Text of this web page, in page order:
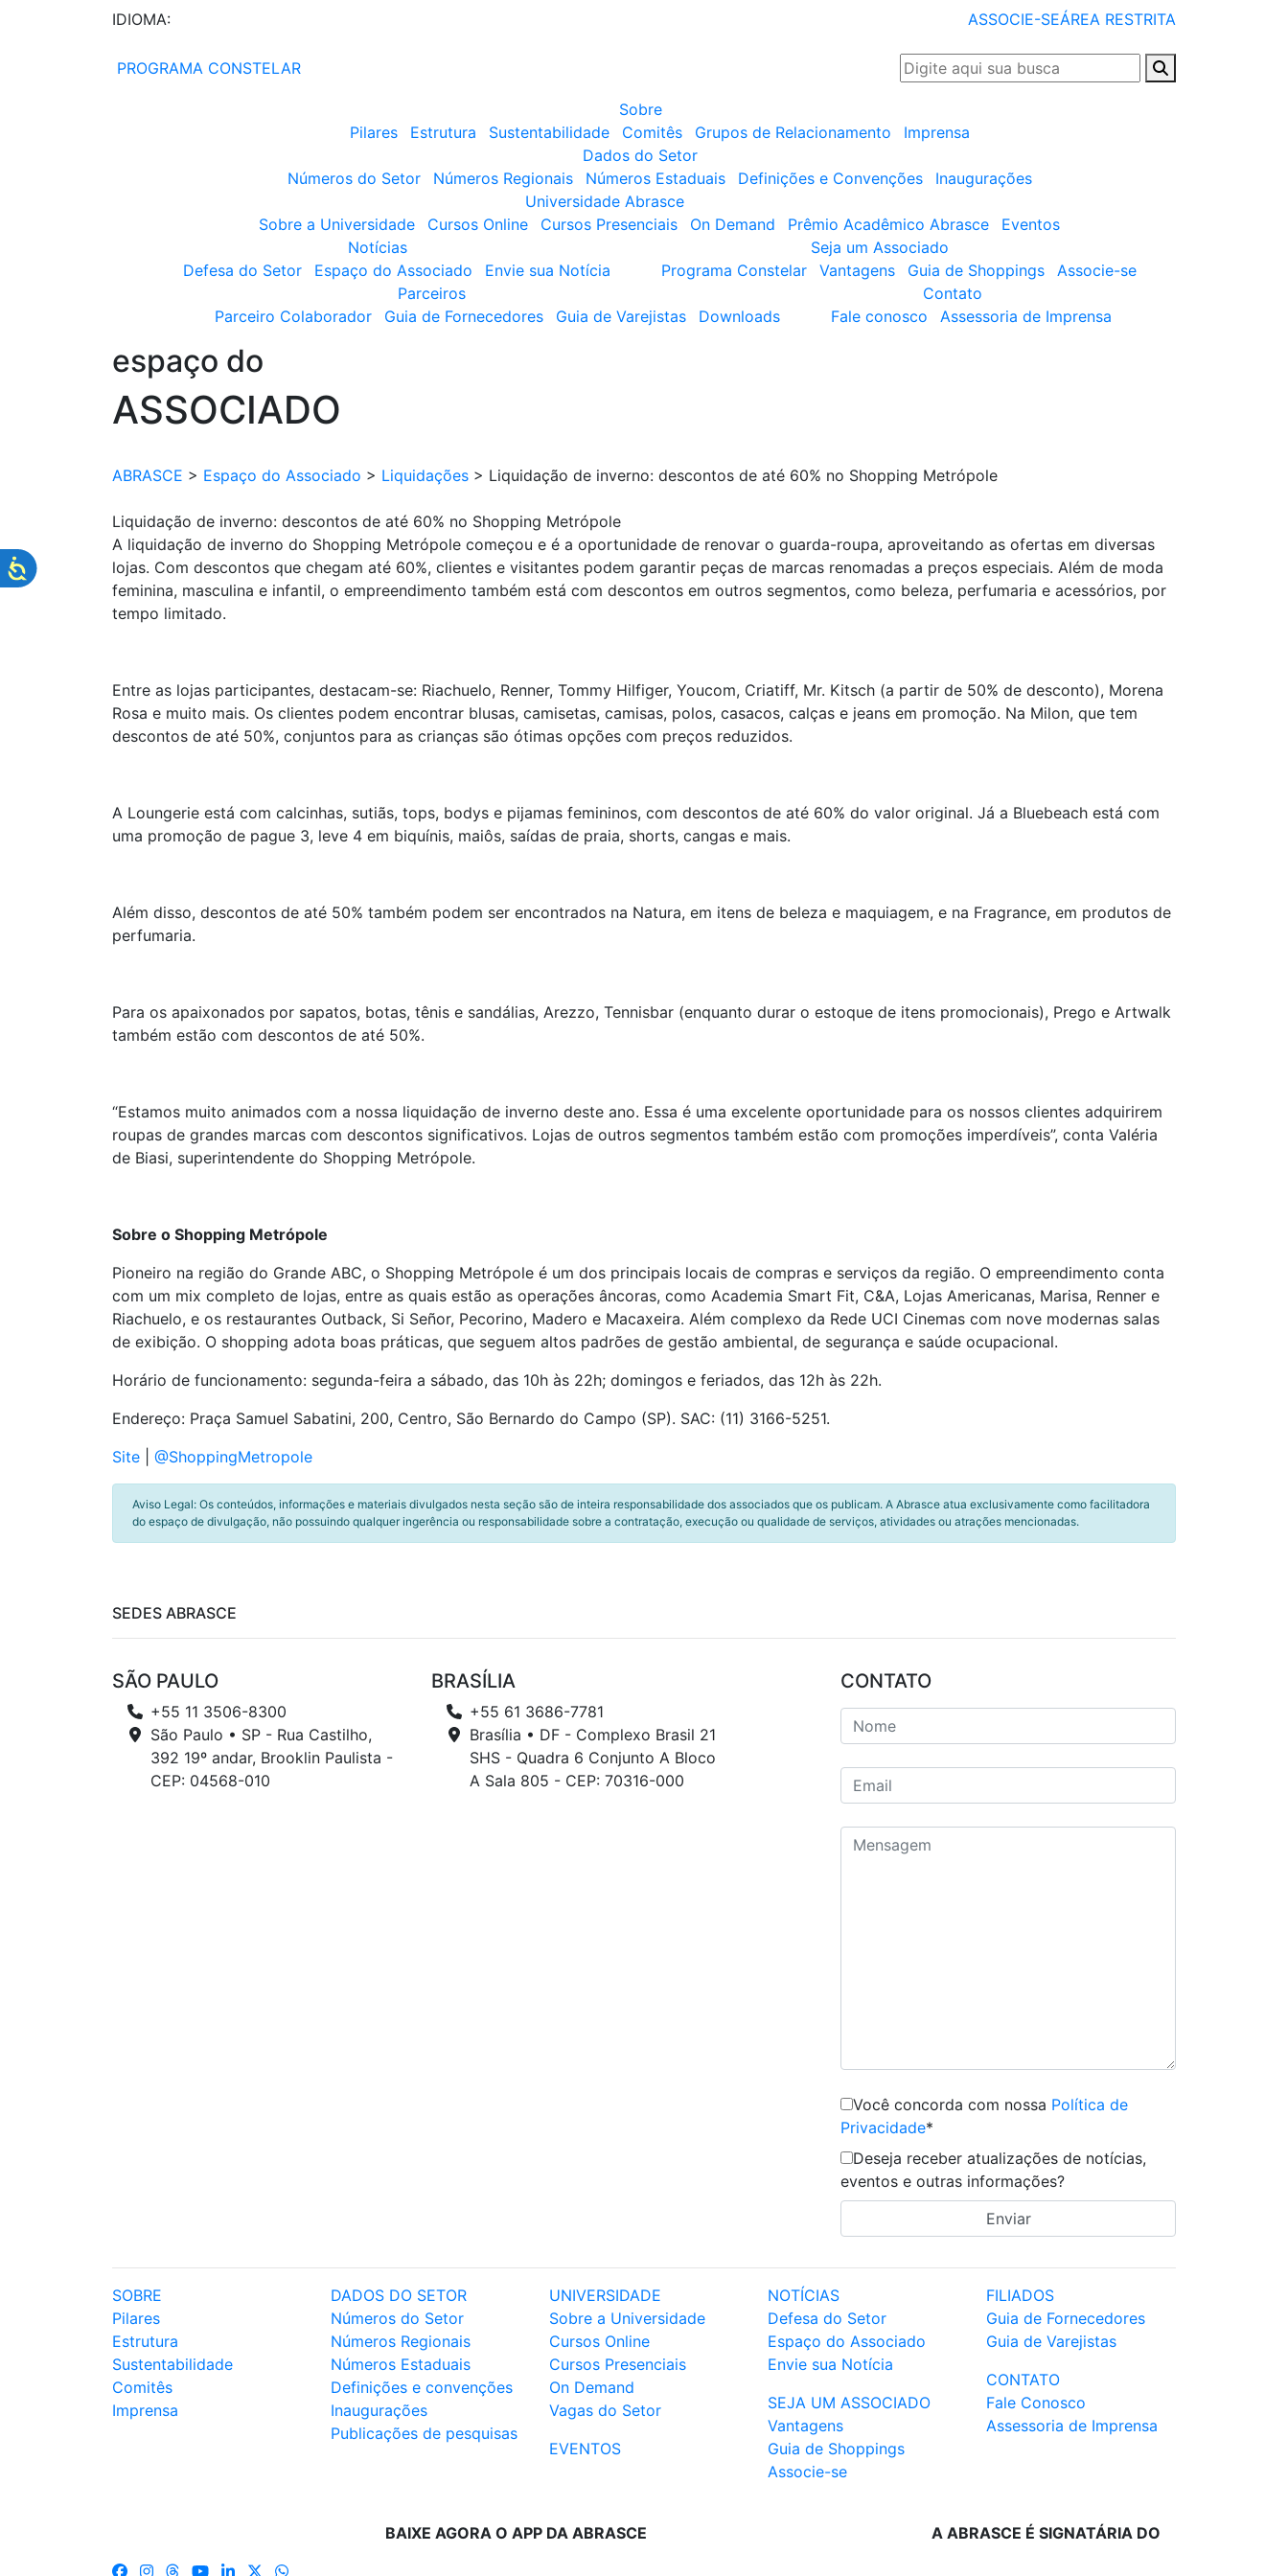
IDIOMA: ASSOCIE-SEÁREA RESTRITA
PROGRAMA CONSTELAR
Sobre
Pilares
Estrutura Sustentabilidade Comitês Grupos de Relacionamento
Imprensa
Dados do Setor
Números do Setor
Números Regionais Números Estaduais Definições e Convenções
Inaugurações
Universidade Abrasce
Sobre a Universidade
Cursos Online Cursos Presenciais On Demand Prêmio Acadêmico Abrasce
Eventos
Notícias
Defesa do Setor
Espaço do Associado Envie sua Notícia
Seja um Associado
Programa Constelar
Vantagens Guia de Shoppings
Associe-se
Parceiros
Parceiro Colaborador
Guia de Fornecedores Guia de Varejistas Downloads
Contato
Fale conosco
Assessoria de Imprensa
espaço do
ASSOCIADO
ABRASCE > Espaço do Associado > Liquidações > Liquidação de inverno: descontos de até 60% no Shopping Metrópole
Liquidação de inverno: descontos de até 60% no Shopping Metrópole
A liquidação de inverno do Shopping Metrópole começou e é a oportunidade de renovar o guarda-roupa, aproveitando as ofertas em diversas
lojas. Com descontos que chegam até 60%, clientes e visitantes podem garantir peças de marcas renomadas a preços especiais. Além de moda
feminina, masculina e infantil, o empreendimento também está com descontos em outros segmentos, como beleza, perfumaria e acessórios, por
tempo limitado.
Entre as lojas participantes, destacam-se: Riachuelo, Renner, Tommy Hilfiger, Youcom, Criatiff, Mr. Kitsch (a partir de 50% de desconto), Morena
Rosa e muito mais. Os clientes podem encontrar blusas, camisetas, camisas, polos, casacos, calças e jeans em promoção. Na Milon, que tem
descontos de até 50%, conjuntos para as crianças são ótimas opções com preços reduzidos.
A Loungerie está com calcinhas, sutiãs, tops, bodys e pijamas femininos, com descontos de até 60% do valor original. Já a Bluebeach está com
uma promoção de pague 3, leve 4 em biquínis, maiôs, saídas de praia, shorts, cangas e mais.
Além disso, descontos de até 50% também podem ser encontrados na Natura, em itens de beleza e maquiagem, e na Fragrance, em produtos de
perfumaria.
Para os apaixonados por sapatos, botas, tênis e sandálias, Arezzo, Tennisbar (enquanto durar o estoque de itens promocionais), Prego e Artwalk
também estão com descontos de até 50%.
“Estamos muito animados com a nossa liquidação de inverno deste ano. Essa é uma excelente oportunidade para os nossos clientes adquirirem
roupas de grandes marcas com descontos significativos. Lojas de outros segmentos também estão com promoções imperdíveis”, conta Valéria
de Biasi, superintendente do Shopping Metrópole.
Sobre o Shopping Metrópole
Pioneiro na região do Grande ABC, o Shopping Metrópole é um dos principais locais de compras e serviços da região. O empreendimento conta
com um mix completo de lojas, entre as quais estão as operações âncoras, como Academia Smart Fit, C&A, Lojas Americanas, Marisa, Renner e
Riachuelo, e os restaurantes Outback, Si Señor, Pecorino, Madero e Macaxeira. Além complexo da Rede UCI Cinemas com nove modernas salas
de exibição. O shopping adota boas práticas, que seguem altos padrões de gestão ambiental, de segurança e saúde ocupacional.
Horário de funcionamento: segunda-feira a sábado, das 10h às 22h; domingos e feriados, das 12h às 22h.
Endereço: Praça Samuel Sabatini, 200, Centro, São Bernardo do Campo (SP). SAC: (11) 3166-5251.
Site
@ShoppingMetropole
Aviso Legal: Os conteúdos, informações e materiais divulgados nesta seção são de inteira responsabilidade dos associados que os publicam. A Abrasce atua exclusivamente como facilitadora
do espaço de divulgação, não possuindo qualquer ingerência ou responsabilidade sobre a contratação, execução ou qualidade de serviços, atividades ou atrações mencionadas.
SEDES ABRASCE
SÃO PAULO
+55 11 3506-8300
São Paulo • SP - Rua Castilho,
392 19º andar, Brooklin Paulista -
CEP: 04568-010
BRASÍLIA
+55 61 3686-7781
Brasília • DF - Complexo Brasil 21
SHS - Quadra 6 Conjunto A Bloco
A Sala 805 - CEP: 70316-000
CONTATO
Você concorda com nossa Política de
Privacidade*
Deseja receber atualizações de notícias,
eventos e outras informações?
SOBRE
Pilares
Estrutura
Sustentabilidade
Comitês
Imprensa
DADOS DO SETOR
Números do Setor
Números Regionais
Números Estaduais
Definições e convenções
Inaugurações
Publicações de pesquisas
UNIVERSIDADE
Sobre a Universidade
Cursos Online
Cursos Presenciais
On Demand
Vagas do Setor
EVENTOS
NOTÍCIAS
Defesa do Setor
Espaço do Associado
Envie sua Notícia
SEJA UM ASSOCIADO
Vantagens
Guia de Shoppings
Associe-se
FILIADOS
Guia de Fornecedores
Guia de Varejistas
CONTATO
Fale Conosco
Assessoria de Imprensa
BAIXE AGORA O APP DA ABRASCE A ABRASCE É SIGNATÁRIA DO